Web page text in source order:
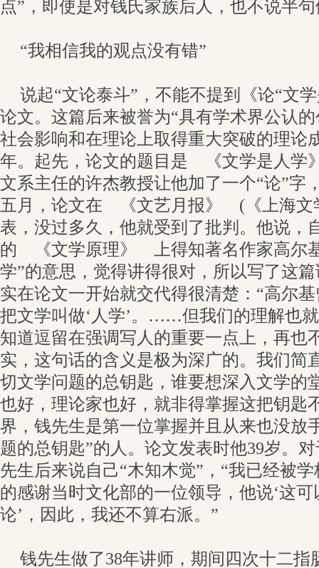
点”，即使是对钱氏家族后人，也不说半
“我相信我的观点没有错”
说起“文论泰斗”，不能不提到《论“文
论文。这篇后来被誉为“具有学术界公认
社会影响和在理论上取得重大突破的理论
年。起先，论文的题目是 《文学是人学
文系主任的许杰教授让他加了一个“论”字
五月，论文在 《文艺月报》 (《上海
表，没过多久，他就受到了批判。他说，
的 《文学原理》 上得知著名作家高尔
学”的意思，觉得讲得很对，所以写了这
实在论文一开始就交代得很清楚：“高尔
把文学叫做‘人学’。……但我们的理解
知道逗留在强调写人的重要一点上，再也
实，这句话的含义是极为深广的。我们简
切文学问题的总钥匙，谁要想深入文学的
也好，理论家也好，就非得掌握这把钥匙
界，钱先生是第一位掌握并且从来也没放
题的总钥匙”的人。论文发表时他39岁。
先生后来说自己“木知木觉”，“我已经被
的感谢当时文化部的一位领导，他说‘这
论’，因此，我还不算右派。”
钱先生做了38年讲师，期间四次十二指